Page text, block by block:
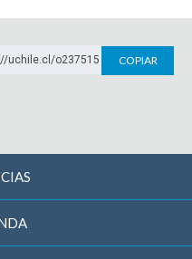
uchile.cl/o237515 COPIAR